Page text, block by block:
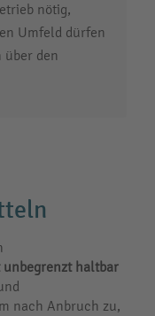
nötig,
Umfeld dürfen
den
haltbar
nach Anbruch zu,